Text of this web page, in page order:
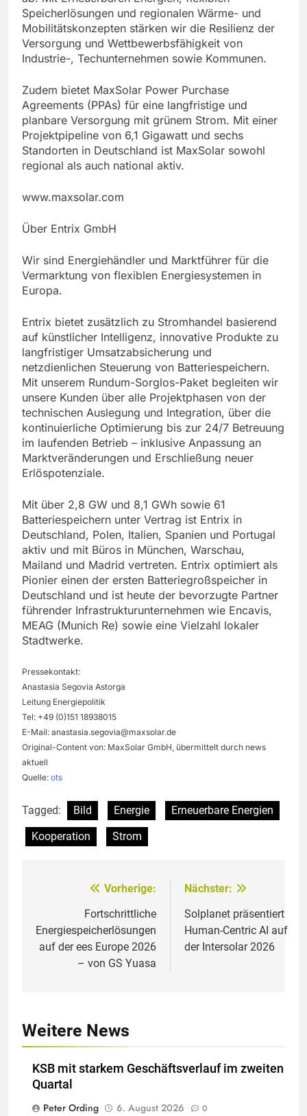
Speicherlösungen und regionalen Wärme- und
Mobilitätskonzepten stärken wir die Resilienz der
Versorgung und Wettbewerbsfähigkeit von
Industrie-, Techunternehmen sowie Kommunen.
Zudem bietet MaxSolar Power Purchase
Agreements (PPAs) für eine langfristige und
planbare Versorgung mit grünem Strom. Mit einer
Projektpipeline von 6,1 Gigawatt und sechs
Standorten in Deutschland ist MaxSolar sowohl
regional als auch national aktiv.
www.maxsolar.com
Über Entrix GmbH
Wir sind Energiehändler und Marktführer für die
Vermarktung von flexiblen Energiesystemen in
Europa.
Entrix bietet zusätzlich zu Stromhandel basierend
auf künstlicher Intelligenz, innovative Produkte zu
langfristiger Umsatzabsicherung und
netzdienlichen Steuerung von Batteriespeichern.
Mit unserem Rundum-Sorglos-Paket begleiten wir
unsere Kunden über alle Projektphasen von der
technischen Auslegung und Integration, über die
kontinuierliche Optimierung bis zur 24/7 Betreuung
im laufenden Betrieb – inklusive Anpassung an
Marktveränderungen und Erschließung neuer
Erlöspotenziale.
Mit über 2,8 GW und 8,1 GWh sowie 61
Batteriespeichern unter Vertrag ist Entrix in
Deutschland, Polen, Italien, Spanien und Portugal
aktiv und mit Büros in München, Warschau,
Mailand und Madrid vertreten. Entrix optimiert als
Pionier einen der ersten Batteriegroßspeicher in
Deutschland und ist heute der bevorzugte Partner
führender Infrastrukturunternehmen wie Encavis,
MEAG (Munich Re) sowie eine Vielzahl lokaler
Stadtwerke.
Pressekontakt:
Anastasia Segovia Astorga
Leitung Energiepolitik
Tel: +49 (0)151 18938015
E-Mail: anastasia.segovia@maxsolar.de
Original-Content von: MaxSolar GmbH, übermittelt durch news
aktuell
Quelle: ots
Tagged: Bild Energie
Erneuerbare Energien
Kooperation
Strom
Beitragsnavigation
Vorherige:
Fortschrittliche
Energiespeicherlösungen
auf der ees Europe 2026
– von GS Yuasa
Nächster:
Solplanet präsentiert
Human-Centric AI auf
der Intersolar 2026
Weitere News
KSB mit starkem Geschäftsverlauf im zweiten
Quartal
Peter Ording
6. August 2026 0